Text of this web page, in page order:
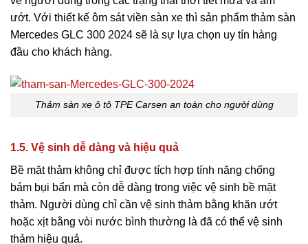
ướt. Với thiết kế ôm sát viền sàn xe thì sản phẩm thảm sàn
Mercedes GLC 300 2024 sẽ là sự lựa chọn uy tín hàng
đầu cho khách hàng.
Thảm sàn xe ô tô TPE Carsen an toàn cho người dùng
1.5. Vệ sinh dễ dàng và hiệu quả
Bề mặt thảm không chỉ được tích hợp tính năng chống
bám bụi bẩn mà còn dễ dàng trong việc vệ sinh bề mặt
thảm. Người dùng chỉ cần vệ sinh thảm bằng khăn ướt
hoặc xịt bằng vòi nước bình thường là đã có thể vệ sinh
thảm hiệu quả.